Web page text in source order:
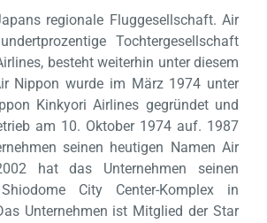
regionale Fluggesellschaft. Air
Tochtergesellschaft
besteht weiterhin unter diesem
Nippon wurde im März 1974 unter
Kinkyori Airlines gegründet und
am 10. Oktober 1974 auf. 1987
seinen heutigen Namen Air
hat das Unternehmen seinen
City Center-Komplex in
Unternehmen ist Mitglied der Star